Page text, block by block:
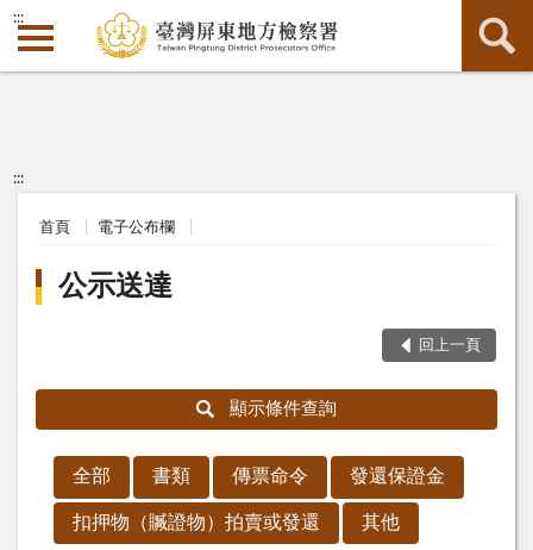
:::
:::
首頁 電子公布欄
公示送達
回上一頁
顯示條件查詢
全部 書類 傳票命令 發還保證金
扣押物（贓證物）拍賣或發還 其他